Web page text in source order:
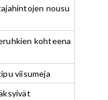
nousu
kohteena
viisumeja